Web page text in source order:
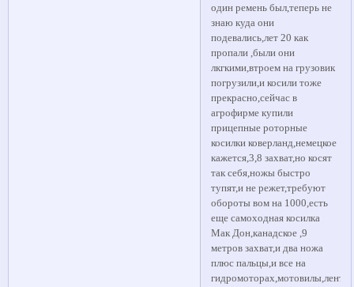
один ремень был,теперь не
знаю куда они
подевались,лет 20 как
пропали ,были они
лкгкими,втроем на грузовик
погрузили,и косили тоже
прекрасно,сейчас в
агрофирме купили
прицепные роторные
косилки коверланд,немецкое
кажется,3,8 захват,но косят
так себя,ножы быстро
тупят,и не режет,требуют
обороты вом на 1000,есть
еще самоходная косилка
Мак Дон,канадское ,9
метров захват,и два ножа
плюс пальцы,и все на
гидромоторах,мотовилы,лента